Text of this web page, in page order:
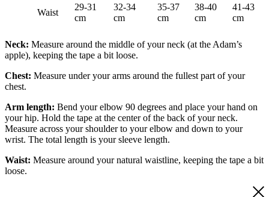
Waist
29-31
cm
32-34
cm
35-37
cm
38-40
cm
41-43
cm
Neck: Measure around the middle of your neck (at the Adam’s
apple), keeping the tape a bit loose.
Chest: Measure under your arms around the fullest part of your
chest.
Arm length: Bend your elbow 90 degrees and place your hand on
your hip. Hold the tape at the center of the back of your neck.
Measure across your shoulder to your elbow and down to your
wrist. The total length is your sleeve length.
Waist: Measure around your natural waistline, keeping the tape a bit
loose.